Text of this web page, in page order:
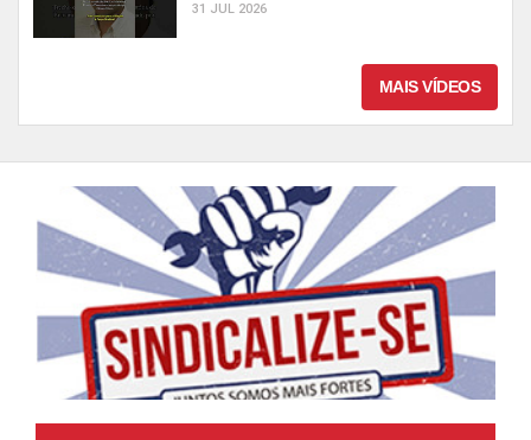
31 JUL 2026
MAIS VÍDEOS